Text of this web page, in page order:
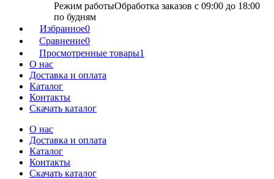
Режим работыОбработка заказов с 09:00 до 18:00
по будням
Избранное0
Сравнение0
Просмотренные товары1
О нас
Доставка и оплата
Каталог
Контакты
Скачать каталог
О нас
Доставка и оплата
Каталог
Контакты
Скачать каталог